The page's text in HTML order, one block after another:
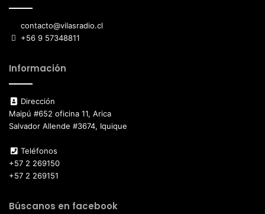
contacto@vilasradio.cl
+56 9 57348811
Información
Dirección
Maipú #652 oficina 11, Arica
Salvador Allende #3674, Iquique
Teléfonos
+57 2 269150
+57 2 269151
Búscanos en facebook